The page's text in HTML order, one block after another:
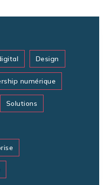
Design
numérique
Solutions